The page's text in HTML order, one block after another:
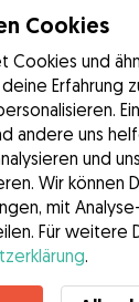
Cookies
und
Erfahrung
andere uns
und
Wir können
mit
Für weitere
.